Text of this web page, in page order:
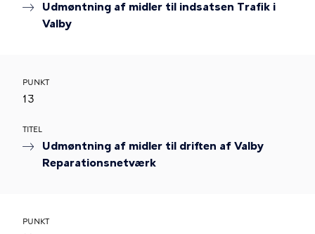
Udmøntning af midler til indsatsen Trafik i
Valby
PUNKT
13
TITEL
Udmøntning af midler til driften af Valby
Reparationsnetværk
PUNKT